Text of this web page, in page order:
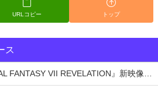
URLコピー トップ
ス
』新映像が「gamescom Opening Night Live」で公開！8/26 午前3時配信予定